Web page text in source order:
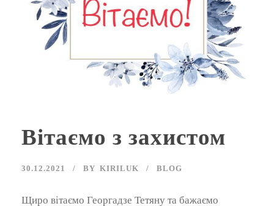
Вітаємо з захистом
30.12.2021 BY KIRILUK BLOG
Щиро вітаємо Георгадзе Тетяну та бажаємо